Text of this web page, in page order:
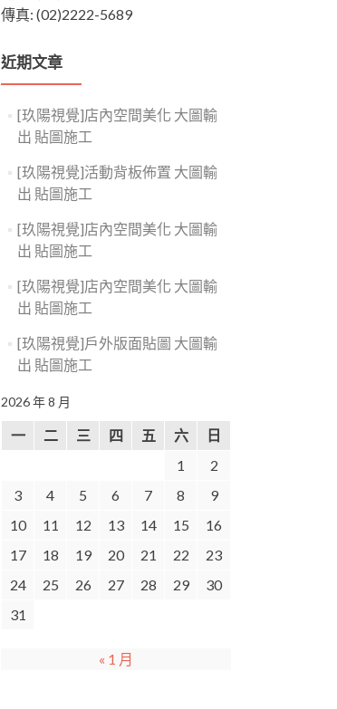
傳真: (02)2222-5689
近期文章
[玖陽視覺]店內空間美化 大圖輸
出 貼圖施工
[玖陽視覺]活動背板佈置 大圖輸
出 貼圖施工
[玖陽視覺]店內空間美化 大圖輸
出 貼圖施工
[玖陽視覺]店內空間美化 大圖輸
出 貼圖施工
[玖陽視覺]戶外版面貼圖 大圖輸
出 貼圖施工
2026 年 8 月
一 二 三 四 五 六
日
1
2
3
4 5 6 7 8
9
10
11 12 13 14 15
16
17
18 19 20 21 22
23
24
25 26 27 28 29
30
31
« 1 月